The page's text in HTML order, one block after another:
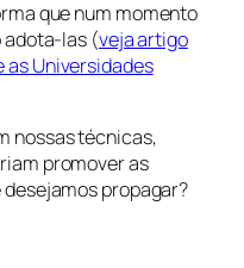
que num momento
adota-las (veja artigo
as Universidades
nossas técnicas,
promover as
propagar?